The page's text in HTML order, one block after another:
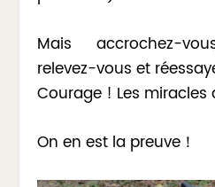
Mais accrochez-
relevez-vous et
Courage ! Les miracles
On en est la preuve！